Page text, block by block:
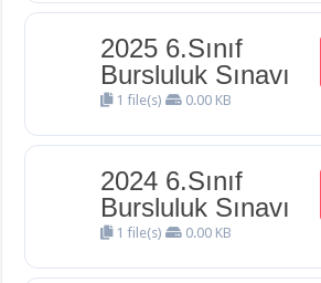
2025 6.Sınıf
Bursluluk Sınavı
1 file(s) 0.00 KB
2024 6.Sınıf
Bursluluk Sınavı
1 file(s) 0.00 KB